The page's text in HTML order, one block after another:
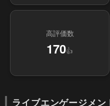
高評価数
170👍
ライブエンゲージメン